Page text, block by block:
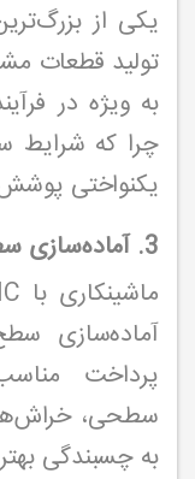
تولید قطعات
به ویژه در
چرا که
یکنواختی
3. آماده‌سازی سطح برای پوشش‌دهی
آماده‌سازی
پرداخت
سطحی،
به چسبندگی